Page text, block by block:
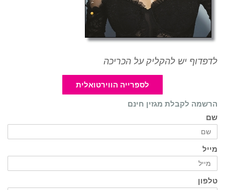
לדפדוף יש להקליק על הכריכה
לספרייה הווירטואלית
הרשמה לקבלת מגזין חינם
שם
מייל
טלפון